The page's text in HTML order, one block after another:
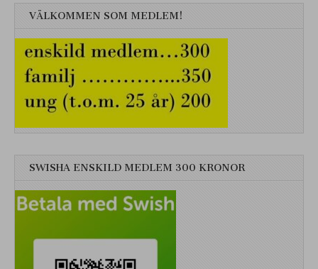
VÄLKOMMEN SOM MEDLEM!
SWISHA ENSKILD MEDLEM 300 KRONOR